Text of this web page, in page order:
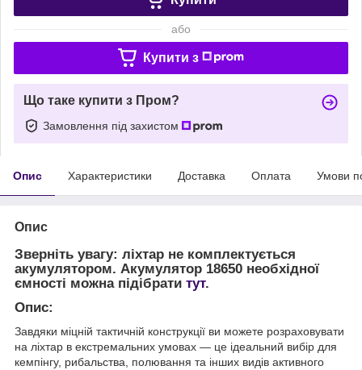
або
Купити з
Що таке купити з Пром?
Замовлення під захистом
Опис Характеристики Доставка Оплата Умови
Опис
Зверніть увагу: ліхтар не комплектується
акумулятором. Акумулятор 18650 необхідної
ємності можна підібрати тут.
Опис:
Завдяки міцній тактичній конструкції ви можете розраховувати
на ліхтар в екстремальних умовах — це ідеальний вибір для
кемпінгу, рибальства, полювання та інших видів активного